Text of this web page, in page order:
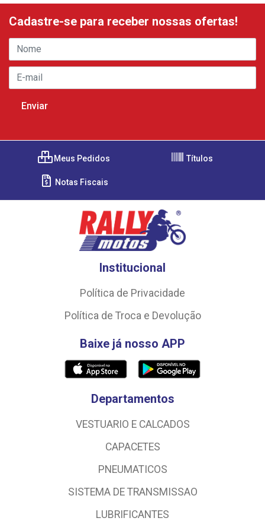
Cadastre-se para receber nossas ofertas!
Meus Pedidos Títulos
Notas Fiscais
Institucional
Política de Privacidade
Política de Troca e Devolução
Baixe já nosso APP
Departamentos
VESTUARIO E CALCADOS
CAPACETES
PNEUMATICOS
SISTEMA DE TRANSMISSAO
LUBRIFICANTES